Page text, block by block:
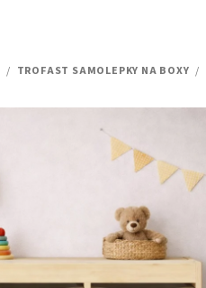
/ TROFAST SAMOLEPKY NA BOXY /